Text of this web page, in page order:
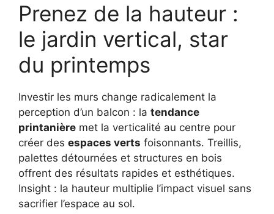
Prenez de la hauteur :
le jardin vertical, star
du printemps
Investir les murs change radicalement la
perception d’un balcon : la tendance
printanière met la verticalité au centre pour
créer des espaces verts foisonnants. Treillis,
palettes détournées et structures en bois
offrent des résultats rapides et esthétiques.
Insight : la hauteur multiplie l’impact visuel sans
sacrifier l’espace au sol.